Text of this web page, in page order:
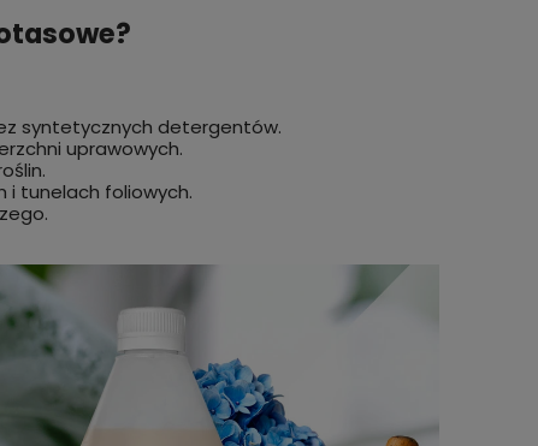
syntetycznych detergentów.
uprawowych.
i tunelach foliowych.